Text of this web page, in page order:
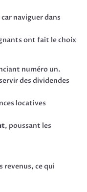
naviguer dans
ont fait le choix
numéro un.
des dividendes
locatives
, poussant les
revenus, ce qui